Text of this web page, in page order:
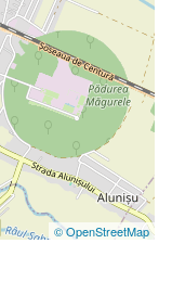
© OpenStreetMap